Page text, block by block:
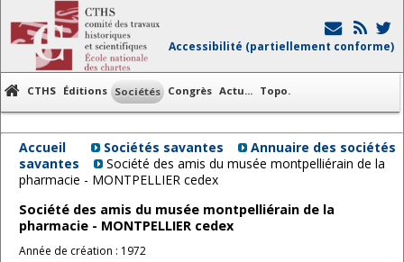
Accessibilité (partiellement conforme)
CTHS Éditions Sociétés Congrès Actu... Topo.
Accueil Sociétés savantes
Annuaire des sociétés
savantes
Société des amis du musée montpelliérain de la
pharmacie - MONTPELLIER cedex
Société des amis du musée montpelliérain de la
pharmacie - MONTPELLIER cedex
Année de création : 1972